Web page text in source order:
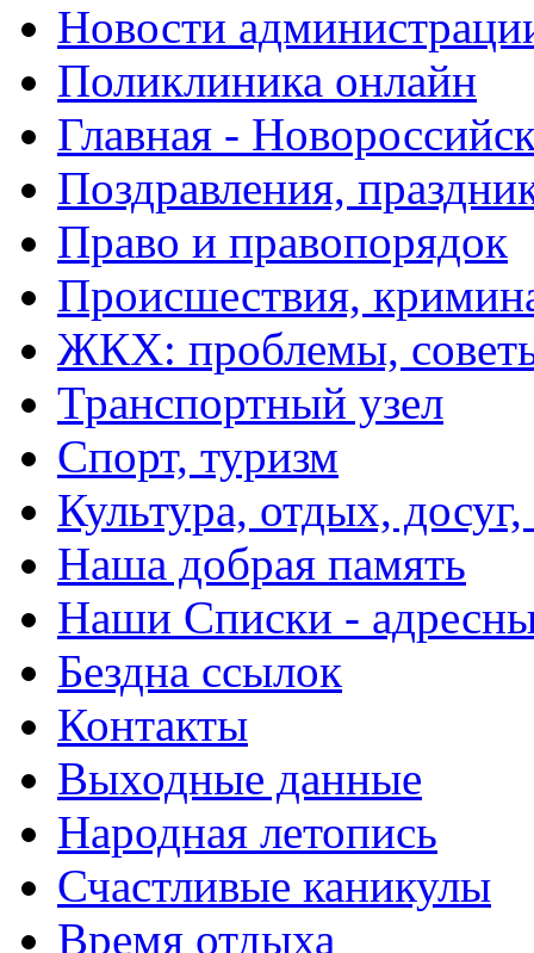
Новости
Поликлиника онлайн
Главная -
Поздравления,
Право и правопорядок
Происшествия,
ЖКХ: проблемы,
Транспортный узел
Спорт, туризм
Культура, отдых,
Наша добрая память
Наши Списки -
Бездна ссылок
Контакты
Выходные данные
Народная летопись
Счастливые каникулы
Время отдыха